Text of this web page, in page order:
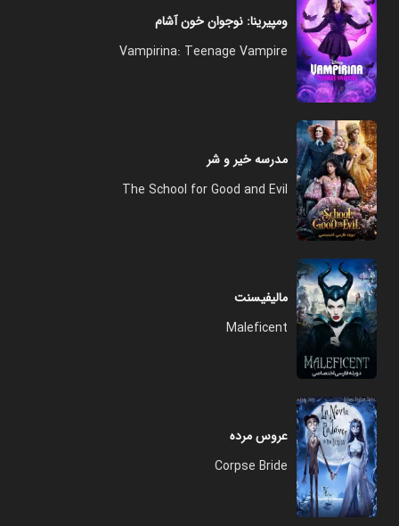
ومپیرینا: نوجوان خون آشام
Vampirina: Teenage Vampire
مدرسه خیر و شر
The School for Good and Evil
مالیفیسنت
Maleficent
عروس مرده
Corpse Bride